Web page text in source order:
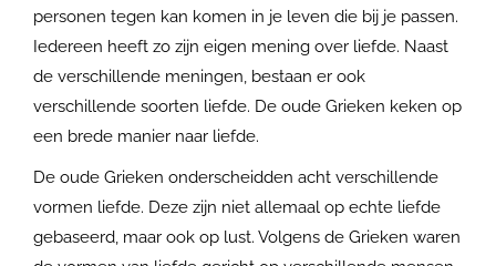
personen tegen kan komen in je leven die bij je passen.
Iedereen heeft zo zijn eigen mening over liefde. Naast
de verschillende meningen, bestaan er ook
verschillende soorten liefde. De oude Grieken keken op
een brede manier naar liefde.
De oude Grieken onderscheidden acht verschillende
vormen liefde. Deze zijn niet allemaal op echte liefde
gebaseerd, maar ook op lust. Volgens de Grieken waren